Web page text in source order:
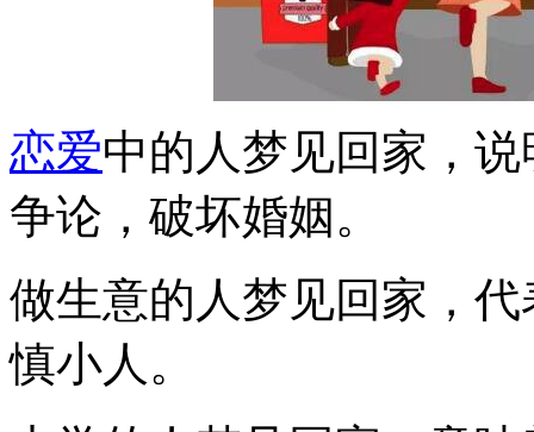
恋爱中的人梦见回家，
争论，破坏婚姻。
做生意的人梦见回家，
慎小人。